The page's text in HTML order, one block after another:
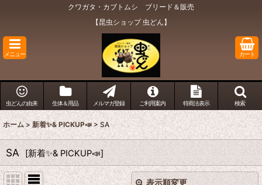
クワガタ・カブトムシ ブリード＆販売
【昆虫ショップ 虫どん】
メニュー カート
虫どんの由来 生体＆用品 メルマガ登録 ご利用案内 特商法表示 検索
ホーム > 新着✨& PICKUP📣 > SA
SA [新着✨& PICKUP📣]
表示順変更